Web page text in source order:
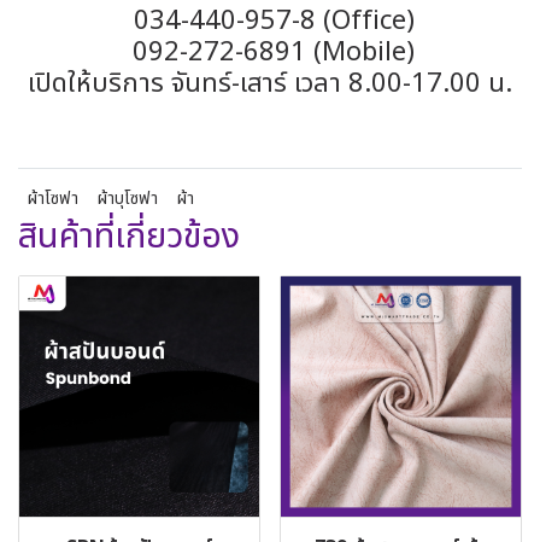
034-440-957-8 (Office)
092-272-6891 (Mobile)
เปิดให้บริการ จันทร์-เสาร์ เวลา 8.00-17.00 น.
ผ้าโซฟา ผ้าบุโซฟา ผ้า
สินค้าที่เกี่ยวข้อง